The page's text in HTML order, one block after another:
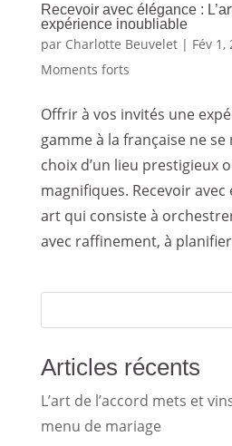
Recevoir avec élégance :
expérience inoubliable
par Charlotte Beuvelet| Fév 1,
Moments forts
Offrir à vos invités une
gamme à la française ne se
choix d’un lieu prestigieux
magnifiques. Recevoir avec
art qui consiste à
avec raffinement, à
Articles récents
L’art de l’accord mets et
menu de mariage